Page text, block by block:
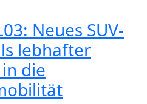
Neues SUV-
lebhafter
die